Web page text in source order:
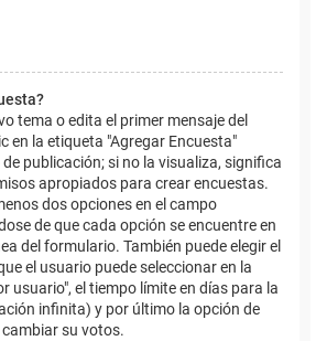
tema o edita el primer mensaje del
en la etiqueta "Agregar Encuesta"
publicación; si no la visualiza, significa
apropiados para crear encuestas.
dos opciones en el campo
de que cada opción se encuentre en
del formulario. También puede elegir el
el usuario puede seleccionar en la
usuario", el tiempo límite en días para la
infinita) y por último la opción de
su votos.